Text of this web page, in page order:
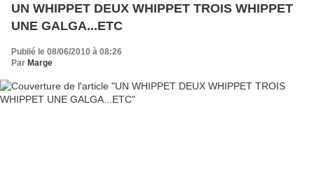
UN WHIPPET DEUX WHIPPET TROIS WHIPPET
UNE GALGA...ETC
Publié le 08/06/2010 à 08:26
Par Marge